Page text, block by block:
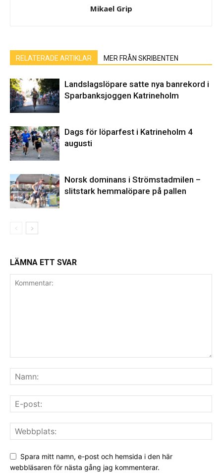
Mikael Grip
RELATERADE ARTIKLAR MER FRÅN SKRIBENTEN
Landslagslöpare satte nya banrekord i
Sparbanksjoggen Katrineholm
Dags för löparfest i Katrineholm 4
augusti
Norsk dominans i Strömstadmilen –
slitstark hemmalöpare på pallen
LÄMNA ETT SVAR
Spara mitt namn, e-post och hemsida i den här
webbläsaren för nästa gång jag kommenterar.